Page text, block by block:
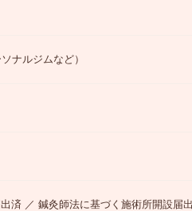
ナルジムなど）
済 ／ 鍼灸師法に基づく施術所開設届